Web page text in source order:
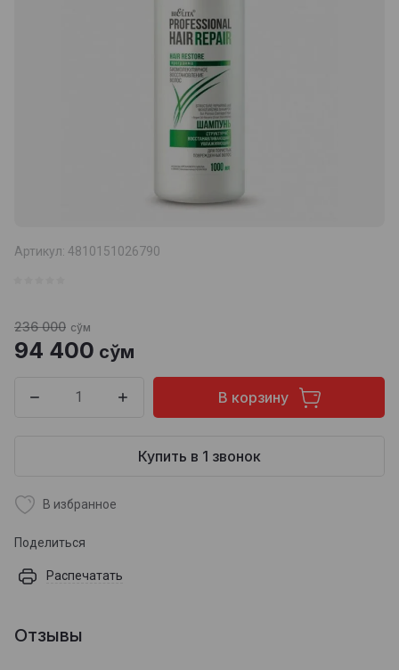
Артикул: 4810151026790
236 000 сўм
94 400 сўм
В корзину
Купить в 1 звонок
В избранное
Поделиться
Распечатать
Отзывы